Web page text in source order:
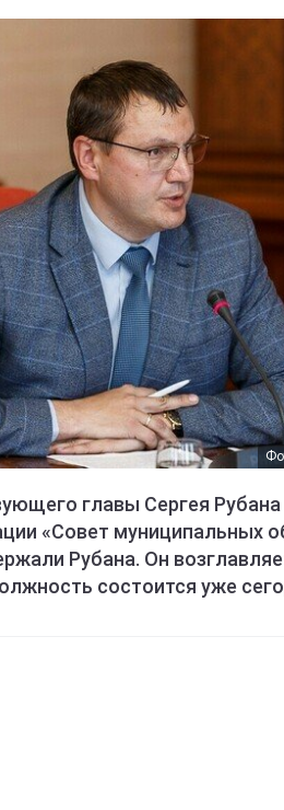
главы Сергея Рубана
«Совет муниципальных
Рубана. Он
состоится уже